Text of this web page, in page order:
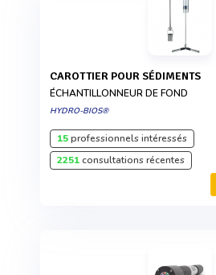
CAROTTIER POUR SÉDIMENTS
ÉCHANTILLONNEUR DE FOND
HYDRO-BIOS®
15professionnels intéressés
2251consultations récentes